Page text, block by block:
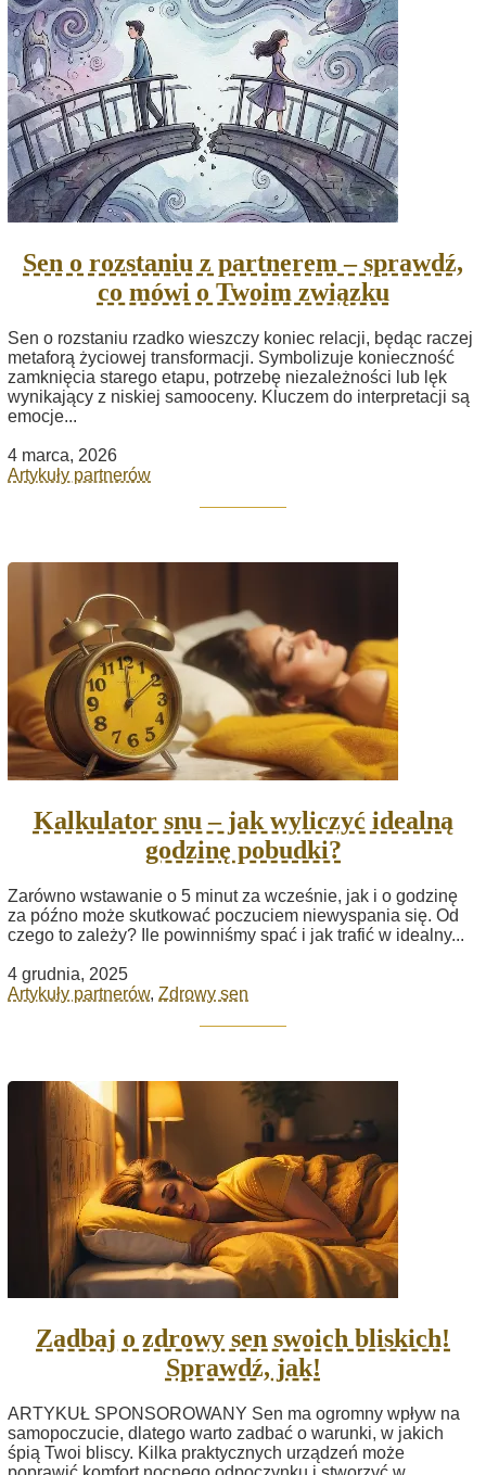
Sen o rozstaniu z partnerem – sprawdź,
co mówi o Twoim związku
Sen o rozstaniu rzadko wieszczy koniec relacji, będąc raczej
metaforą życiowej transformacji. Symbolizuje konieczność
zamknięcia starego etapu, potrzebę niezależności lub lęk
wynikający z niskiej samooceny. Kluczem do interpretacji są
emocje...
4 marca, 2026
Artykuły partnerów
Kalkulator snu – jak wyliczyć idealną
godzinę pobudki?
Zarówno wstawanie o 5 minut za wcześnie, jak i o godzinę
za późno może skutkować poczuciem niewyspania się. Od
czego to zależy? Ile powinniśmy spać i jak trafić w idealny...
4 grudnia, 2025
Artykuły partnerów, Zdrowy sen
Zadbaj o zdrowy sen swoich bliskich!
Sprawdź, jak!
ARTYKUŁ SPONSOROWANY Sen ma ogromny wpływ na
samopoczucie, dlatego warto zadbać o warunki, w jakich
śpią Twoi bliscy. Kilka praktycznych urządzeń może